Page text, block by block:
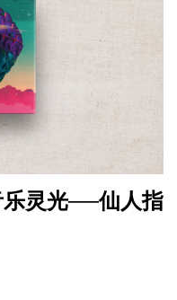
灵光──仙人指